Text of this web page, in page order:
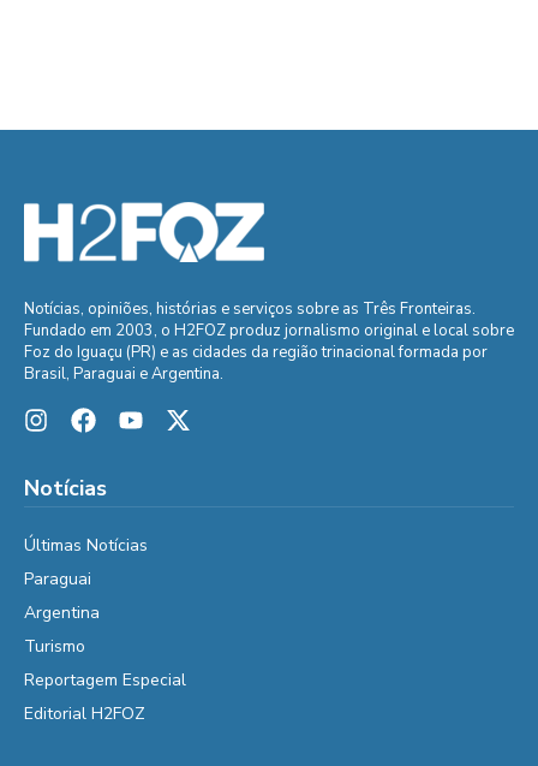
Notícias, opiniões, histórias e serviços sobre as Três Fronteiras.
Fundado em 2003, o H2FOZ produz jornalismo original e local sobre
Foz do Iguaçu (PR) e as cidades da região trinacional formada por
Brasil, Paraguai e Argentina.
Notícias
Últimas Notícias
Paraguai
Argentina
Turismo
Reportagem Especial
Editorial H2FOZ